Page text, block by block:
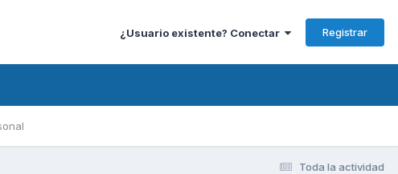
¿Usuario existente? Conectar Registrar
Toda la actividad